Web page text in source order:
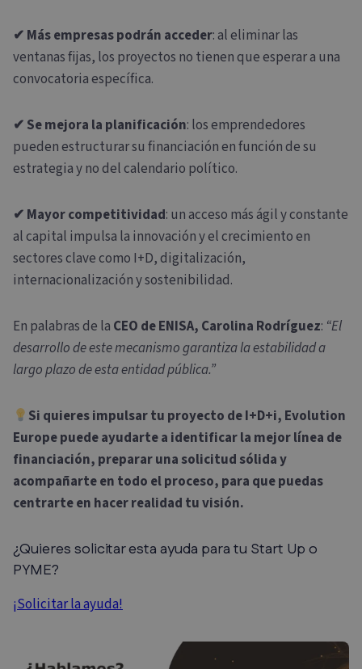
✔ Más empresas podrán acceder: al eliminar las
ventanas fijas, los proyectos no tienen que esperar a una
convocatoria específica.
✔ Se mejora la planificación: los emprendedores
pueden estructurar su financiación en función de su
estrategia y no del calendario político.
✔ Mayor competitividad: un acceso más ágil y constante
al capital impulsa la innovación y el crecimiento en
sectores clave como I+D, digitalización,
internacionalización y sostenibilidad.
En palabras de la CEO de ENISA, Carolina Rodríguez: “El
desarrollo de este mecanismo garantiza la estabilidad a
largo plazo de esta entidad pública.”
Si quieres impulsar tu proyecto de I+D+i, Evolution
Europe puede ayudarte a identificar la mejor línea de
financiación, preparar una solicitud sólida y
acompañarte en todo el proceso, para que puedas
centrarte en hacer realidad tu visión.
¿Quieres solicitar esta ayuda para tu Start Up o
PYME?
¡Solicitar la ayuda!